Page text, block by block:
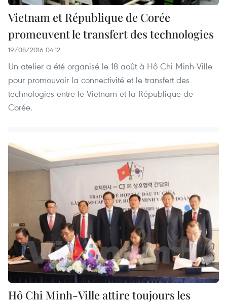
Vietnam et République de Corée
promeuvent le transfert des technologies
19/08/2016 04:12
Un atelier a été organisé le 18 août à Hô Chi Minh-Ville
pour promouvoir la connectivité et le transfert des
technologies entre le Vietnam et la République de
Corée.
Hô Chi Minh-Ville attire toujours les